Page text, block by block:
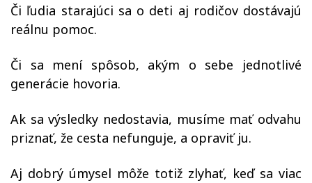
Či ľudia starajúci sa o deti aj rodičov dostávajú
reálnu pomoc.
Či sa mení spôsob, akým o sebe jednotlivé
generácie hovoria.
Ak sa výsledky nedostavia, musíme mať odvahu
priznať, že cesta nefunguje, a opraviť ju.
Aj dobrý úmysel môže totiž zlyhať, keď sa viac